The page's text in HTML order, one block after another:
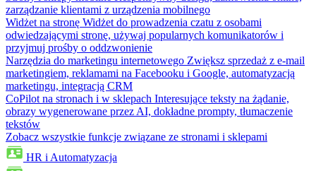
zarządzanie klientami z urządzenia mobilnego
Widżet na stronę Widżet do prowadzenia czatu z osobami
odwiedzającymi stronę, używaj popularnych komunikatorów i
przyjmuj prośby o oddzwonienie
Narzędzia do marketingu internetowego Zwiększ sprzedaż z e-mail
marketingiem, reklamami na Facebooku i Google, automatyzacją
marketingu, integracją CRM
CoPilot na stronach i w sklepach Interesujące teksty na żądanie,
obrazy wygenerowane przez AI, dokładne prompty, tłumaczenie
tekstów
Zobacz wszystkie funkcje związane ze stronami i sklepami
HR i Automatyzacja